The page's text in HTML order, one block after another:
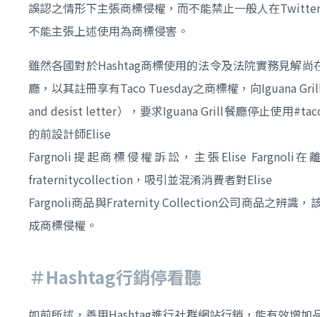
誤認之情形下主張商標侵權，而不能禁止一般人在
不能主張上述使用為商標侵害。
雖然各國對於Hashtag商標使用的法令及法院實務見解
廳，以其註冊享有Taco Tuesday之商標權，向Iguana
and desist letter），要求Iguana Grill餐廳停止使用
的前設計師Elise
Fargnoli提起商標侵權訴訟，主張Elise Fargnoli
fraternitycollection，吸引並混淆消費者對Elise
Fargnoli商品與Fraternity Collection公司商品之辨識，
成商標侵權。
＃Hashtag行銷停看聽